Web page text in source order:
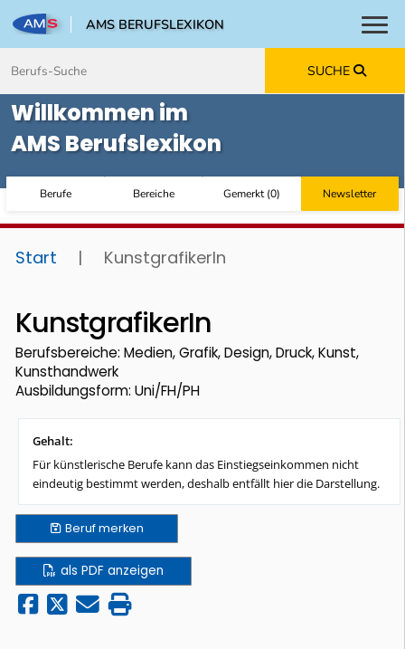
AMS BERUFSLEXIKON
SUCHE
Willkommen im
AMS Berufslexikon
Berufe Bereiche Gemerkt(0) Newsletter
Start | KunstgrafikerIn
KunstgrafikerIn
Berufsbereiche: Medien, Grafik, Design, Druck, Kunst,
Kunsthandwerk
Ausbildungsform: Uni/FH/PH
Gehalt:
Für künstlerische Berufe kann das Einstiegseinkommen nicht
eindeutig bestimmt werden, deshalb entfällt hier die Darstellung.
Berufmerken
als PDF anzeigen